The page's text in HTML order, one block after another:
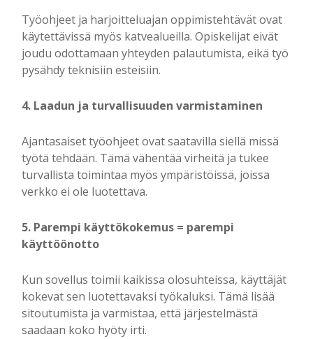
Työohjeet ja harjoitteluajan oppimistehtävät ovat
käytettävissä myös katvealueilla. Opiskelijat eivät
joudu odottamaan yhteyden palautumista, eikä työ
pysähdy teknisiin esteisiin.
4. Laadun ja turvallisuuden varmistaminen
Ajantasaiset työohjeet ovat saatavilla siellä missä
työtä tehdään. Tämä vähentää virheitä ja tukee
turvallista toimintaa myös ympäristöissä, joissa
verkko ei ole luotettava.
5. Parempi käyttökokemus = parempi
käyttöönotto
Kun sovellus toimii kaikissa olosuhteissa, käyttäjät
kokevat sen luotettavaksi työkaluksi. Tämä lisää
sitoutumista ja varmistaa, että järjestelmästä
saadaan koko hyöty irti.